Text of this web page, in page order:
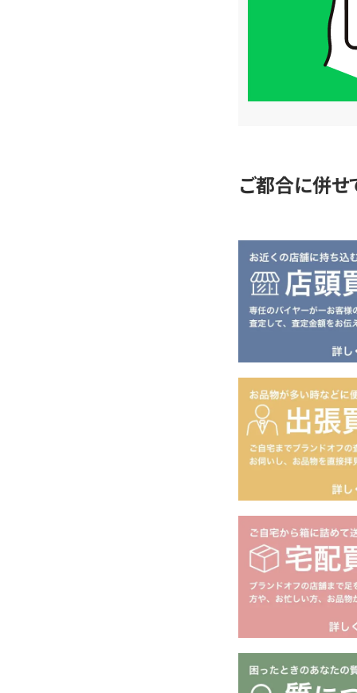
ご都合に併せ